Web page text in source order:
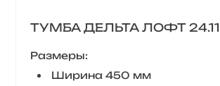
ТУМБА ДЕЛЬТА ЛОФТ 24.11
Размеры:
Ширина 450 мм